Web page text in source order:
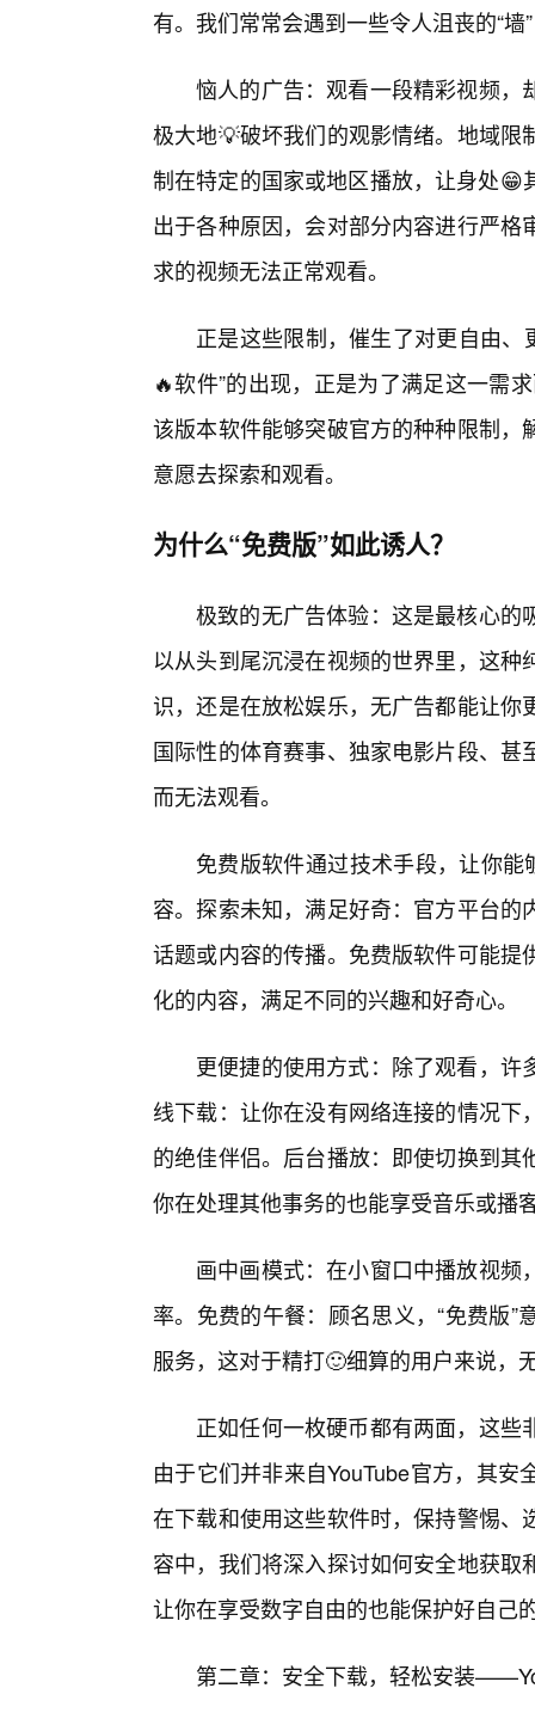
有。我们常常会遇到一些令人沮丧的“墙
恼人的广告：观看一段精彩视频，
极大地💡破坏我们的观影情绪。地域
制在特定的国家或地区播放，让身处
出于各种原因，会对部分内容进行严
求的视频无法正常观看。
正是这些限制，催生了对更自由、
🔥软件”的出现，正是为了满足这一需
该版本软件能够突破官方的种种限制
意愿去探索和观看。
为什么“免费版”如此诱人？
极致的无广告体验：这是最核心的
以从头到尾沉浸在视频的世界里，这
识，还是在放松娱乐，无广告都能让
国际性的体育赛事、独家电影片段、
而无法观看。
免费版软件通过技术手段，让你能
容。探索未知，满足好奇：官方平台
话题或内容的传播。免费版软件可能
化的内容，满足不同的兴趣和好奇心。
更便捷的使用方式：除了观看，
线下载：让你在没有网络连接的情况
的绝佳伴侣。后台播放：即使切换到
你在处理其他事务的也能享受音乐或播
画中画模式：在小窗口中播放视
率。免费的午餐：顾名思义，“免费版
服务，这对于精打🙂细算的用户来说，
正如任何一枚硬币都有两面，这
由于它们并非来自YouTube官方，其
在下载和使用这些软件时，保持警惕
容中，我们将深入探讨如何安全地获
让你在享受数字自由的也能保护好自己
第二章：安全下载，轻松安装